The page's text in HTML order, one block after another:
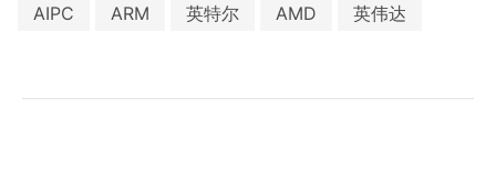
AIPC ARM 英特尔 AMD 英伟达